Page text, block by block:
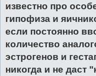
известно про
гипофиза и
если постоянно
количество
эстрогенов и
никогда и не даст